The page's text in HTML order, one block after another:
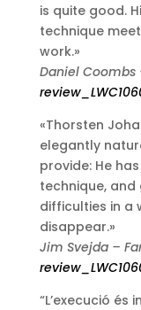
is quite good.
technique
work.»
Daniel Coombs
«Thorsten
elegantly
provide: He
technique, and
difficulties in a
disappear.»
Jim Svejda –
“L’execució